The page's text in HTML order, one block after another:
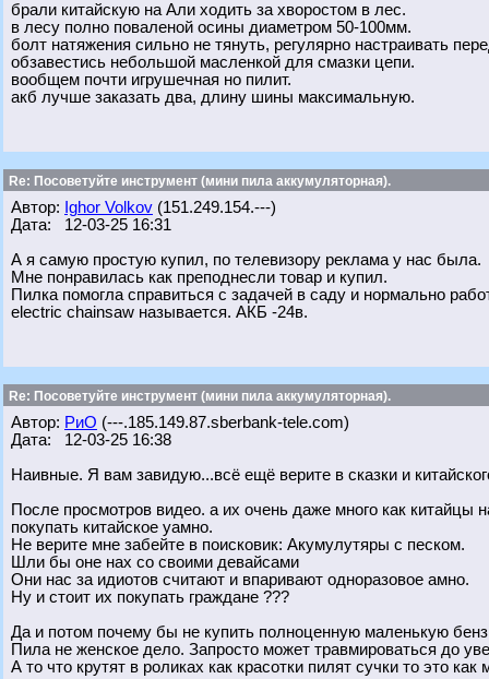
брали китайскую на Али ходить за хворостом в лес.
в лесу полно поваленой осины диаметром 50-100мм.
болт натяжения сильно не тянуть, регулярно настраивать
обзавестись небольшой масленкой для смазки цепи.
вообщем почти игрушечная но пилит.
акб лучше заказать два, длину шины максимальную.
Re: Посоветуйте инструмент (мини пила аккумуляторная).
Автор: Ighor Volkov (151.249.154.---)
Дата: 12-03-25 16:31
А я самую простую купил, по телевизору реклама у нас была.
Мне понравилась как преподнесли товар и купил.
Пилка помогла справиться с задачей в саду и нормально
electric chainsaw называется. АКБ -24в.
Re: Посоветуйте инструмент (мини пила аккумуляторная).
Автор: РиО (---.185.149.87.sberbank-tele.com)
Дата: 12-03-25 16:38
Наивные. Я вам завидую...всё ещё верите в сказки и
После просмотров видео. а их очень даже много как китайцы
покупать китайское уамно.
Не верите мне забейте в поисковик: Акумулутяры с песком.
Шли бы оне нах со своими девайсами
Они нас за идиотов считают и впаривают одноразовое амно.
Ну и стоит их покупать граждане ???
Да и потом почему бы не купить полноценную маленькую
Пила не женское дело. Запросто может травмироваться до
А то что крутят в роликах как красотки пилят сучки то это